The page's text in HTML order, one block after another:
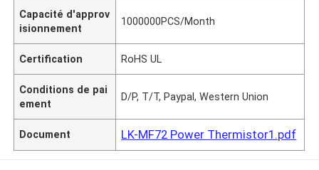
Capacité d'approv
isionnement
1000000PCS/Month
Certification RoHS UL
Conditions de pai
ement
D/P, T/T, Paypal, Western Union
Document LK-MF72 Power Thermistor1.pdf